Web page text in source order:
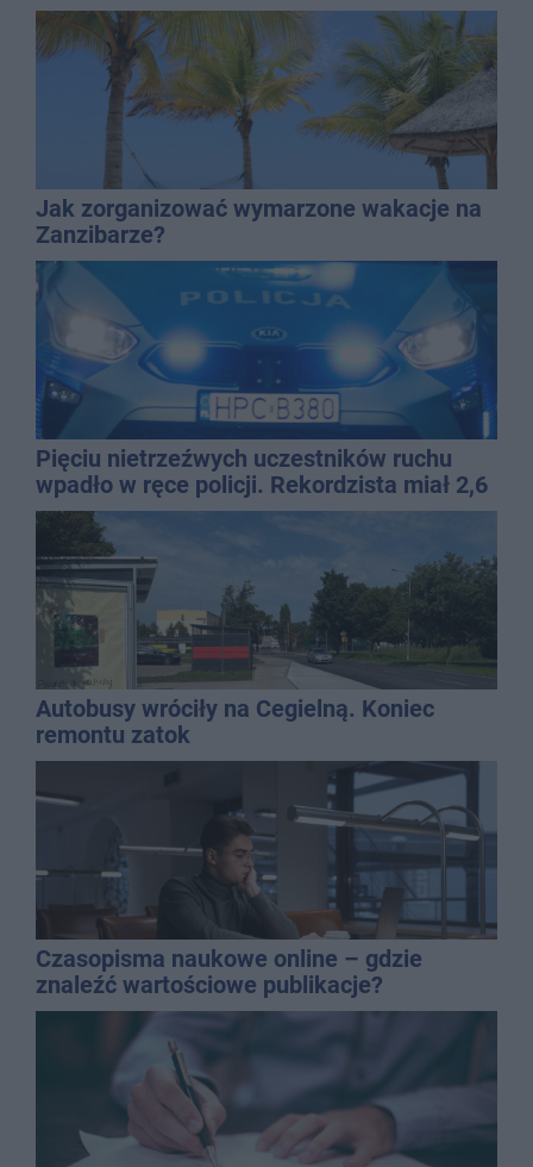
Jak zorganizować wymarzone wakacje na
Zanzibarze?
Pięciu nietrzeźwych uczestników ruchu
wpadło w ręce policji. Rekordzista miał 2,6
promila
Autobusy wróciły na Cegielną. Koniec
remontu zatok
Czasopisma naukowe online – gdzie
znaleźć wartościowe publikacje?